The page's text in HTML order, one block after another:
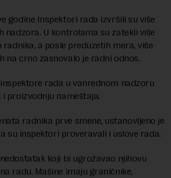
godine Inspektori rada izvršili su više
nadzora. U kontrolama su zatekli više
a posle preduzetih mera, više
na crno zasnovalo je radni odnos.
rada u vanrednom nadzoru
proizvodnju nameštaja.
radnika prve smene, ustanovljeno je
su inspektori proveravali i uslove rada.
koji bi ugrožavao njihovu
radu. Mašine imaju graničnike,